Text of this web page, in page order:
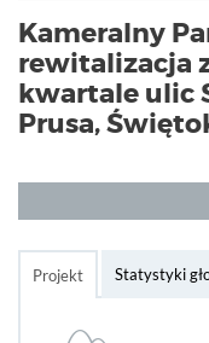
Kameralny
rewitalizacja
kwartale ulic
Prusa,
Projekt Statystyki